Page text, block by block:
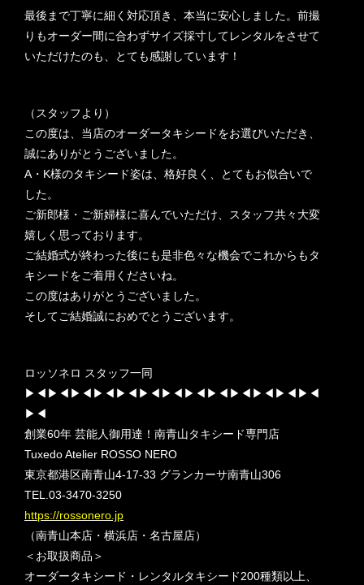
最後まで丁寧に細く対応頂き、本当に安心しました。前撮
りもオーダー間に合わずサイズ採寸してレンタルをさせて
いただけたのも、とても感謝しています！
（スタッフより）
この度は、当店のオーダータキシードをお選びいただき、
誠にありがとうございました。
A・K様のタキシード姿は、格好良く、とてもお似合いで
した。
ご新郎様・ご新婦様に喜んでいただけ、スタッフ共々大変
嬉しく思っております。
ご結婚式が終わった後にも是非色々な機会でこれからもタ
キシードをご着用くださいね。
この度はありがとうございました。
そしてご結婚誠におめでとうございます。
ロッソネロ スタッフ一同
▶︎◀︎▶︎◀︎▶︎◀︎▶︎◀︎▶︎◀︎▶︎◀︎▶︎◀︎▶︎◀︎▶︎◀︎▶︎◀︎▶︎◀︎▶︎◀︎▶︎◀︎
▶︎◀︎
創業60年 芸能人御用達！南青山タキシード専門店
Tuxedo Atelier ROSSO NERO
東京都港区南青山4-17-33 グランカーサ南青山306
TEL.03-3470-3250
https://rossonero.jp
（南青山本店・横浜店・名古屋店）
＜お取扱商品＞
オーダータキシード・レンタルタキシード200種類以上、